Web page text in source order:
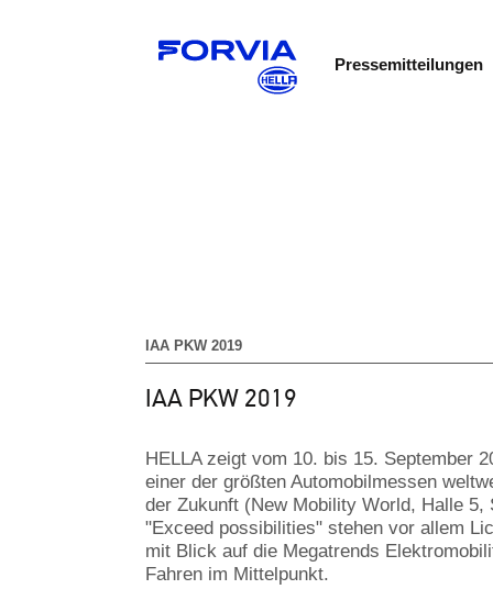
Pressemitteilungen
IAA PKW 2019
IAA PKW 2019
HELLA zeigt vom 10. bis 15. September
einer der größten Automobilmessen
der Zukunft (New Mobility World, Halle 5,
"Exceed possibilities" stehen vor allem
mit Blick auf die Megatrends
Fahren im Mittelpunkt.